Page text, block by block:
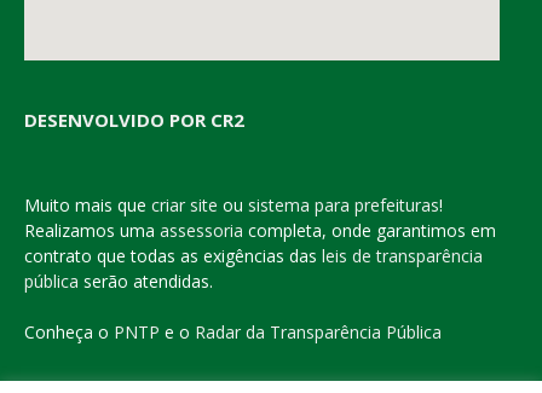
DESENVOLVIDO POR CR2
Muito mais que criar site ou sistema para prefeituras!
Realizamos uma assessoria completa, onde garantimos em
contrato que todas as exigências das leis de transparência
pública serão atendidas.
Conheça o PNTP e o Radar da Transparência Pública